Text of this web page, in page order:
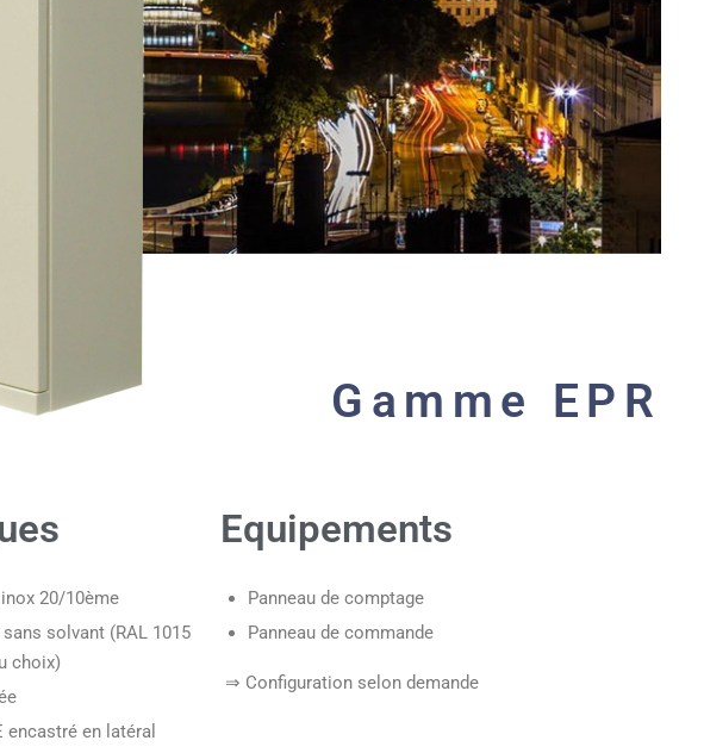
Gamme EPR
20/10ème
solvant (RAL 1015
choix)
en latéral
Equipements
Panneau de comptage
Panneau de commande
⇒ Configuration selon demande